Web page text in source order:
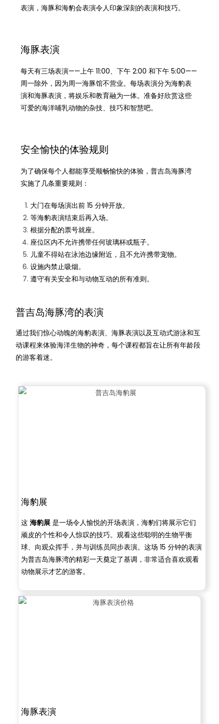
表演，海豚和海豹会表演令人印象深刻的表演和技巧。
海豚表演
每天有三场表演——上午 11:00、下午 2:00 和下午 5:00——
周一除外，因为周一海豚馆不营业。每场表演分为海豹表
演和海豚表演，将娱乐和教育融为一体。准备好欣赏这些
可爱的海洋哺乳动物的杂技、技巧和智慧吧。
安全愉快的体验规则
为了确保每个人都能享受顺畅愉快的体验，普吉岛海豚湾
实施了几条重要规则：
大门在每场演出前 15 分钟开放。
等海豹表演结束后再入场。
根据分配的票号就座。
座位区内不允许携带任何玻璃杯或瓶子。
儿童不得站在泳池边缘附近，且不允许携带宠物。
设施内禁止吸烟。
遵守有关安全和与动物互动的所有准则。
普吉岛海豚湾的表演
通过我们惊心动魄的海豹表演、海豚表演以及互动式游泳和互
动课程来体验海洋生物的神奇，每个课程都旨在让所有年龄段
的游客着迷。
海豹展
这海豹展 是一场令人愉悦的开场表演，海豹们将展示它们
顽皮的个性和令人惊叹的技巧。观看这些聪明的生物平衡
球、向观众挥手，并与训练员同步表演。这场 15 分钟的表演
为普吉岛海豚湾的精彩一天奠定了基调，非常适合喜欢观看
动物展示才艺的游客。
海豚表演